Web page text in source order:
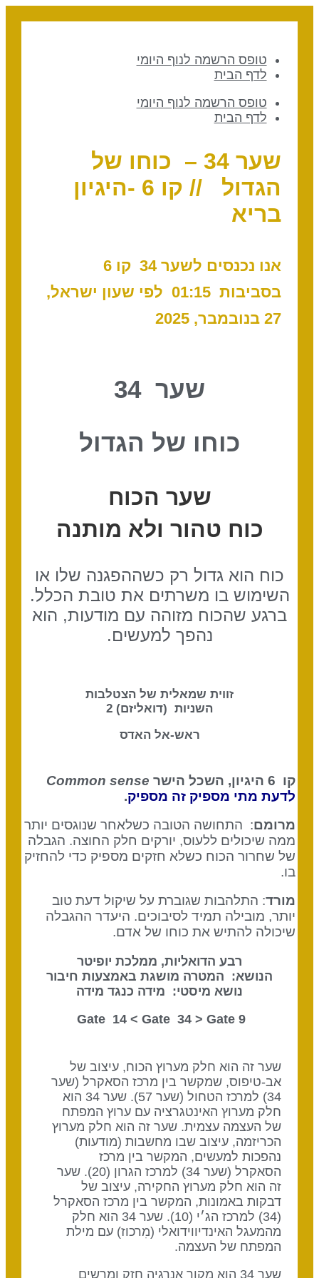
טופס הרשמה לנוף היומי
לדף הבית
טופס הרשמה לנוף היומי
לדף הבית
שער 34 – כוחו של
הגדול // קו 6 -היגיון
בריא
אנו נכנסים לשער 34 קו 6
בסביבות 01:15 לפי שעון ישראל,
27 בנובמבר, 2025
שער 34
כוחו של הגדול
שער הכוח
כוח טהור ולא מותנה
כוח הוא גדול רק כשההפגנה שלו או
השימוש בו משרתים את טובת הכלל.
ברגע שהכוח מזוהה עם מודעות, הוא
נהפך למעשים.
זווית שמאלית של הצטלבות
השניות (דואליזם) 2
ראש-אל האדס
קו 6 היגיון, השכל הישר
Common sense
לדעת מתי מספיק זה מספיק.
מרומם: התחושה הטובה כשלאחר שנוגסים יותר
ממה שיכולים ללעוס, יורקים חלק החוצה. הגבלה
של שחרור הכוח כשלא חזקים מספיק כדי להחזיק
בו.
מורד: התלהבות שגוברת על שיקול דעת טוב
יותר, מובילה תמיד לסיבוכים. היעדר ההגבלה
שיכולה להתיש את כוחו של אדם.
רבע הדואליות, ממלכת יופיטר
הנושא: המטרה מושגת באמצעות חיבור
נושא מיסטי: מידה כנגד מידה
Gate 34 > Gate
שער זה הוא חלק מערוץ הכוח, עיצוב של
אב-טיפוס, שמקשר בין מרכז הסאקרל (שער
34) למרכז הטחול (שער 57). שער 34 הוא
חלק מערוץ האינטגרציה עם ערוץ המפתח
של העצמה עצמית. שער זה הוא חלק מערוץ
הכריזמה, עיצוב שבו מחשבות (מודעות)
נהפכות למעשים, המקשר בין מרכז
הסאקרל (שער 34) למרכז הגרון (20). שער
זה הוא חלק מערוץ החקירה, עיצוב של
דבקות באמונות, המקשר בין מרכז הסאקרל
(34) למרכז הג׳י (10). שער 34 הוא חלק
מהמעגל האינדיווידואלי (מִרכוז) עם מילת
המפתח של העצמה.
שער 34 הוא מקור אנרגיה חזק ומרשים